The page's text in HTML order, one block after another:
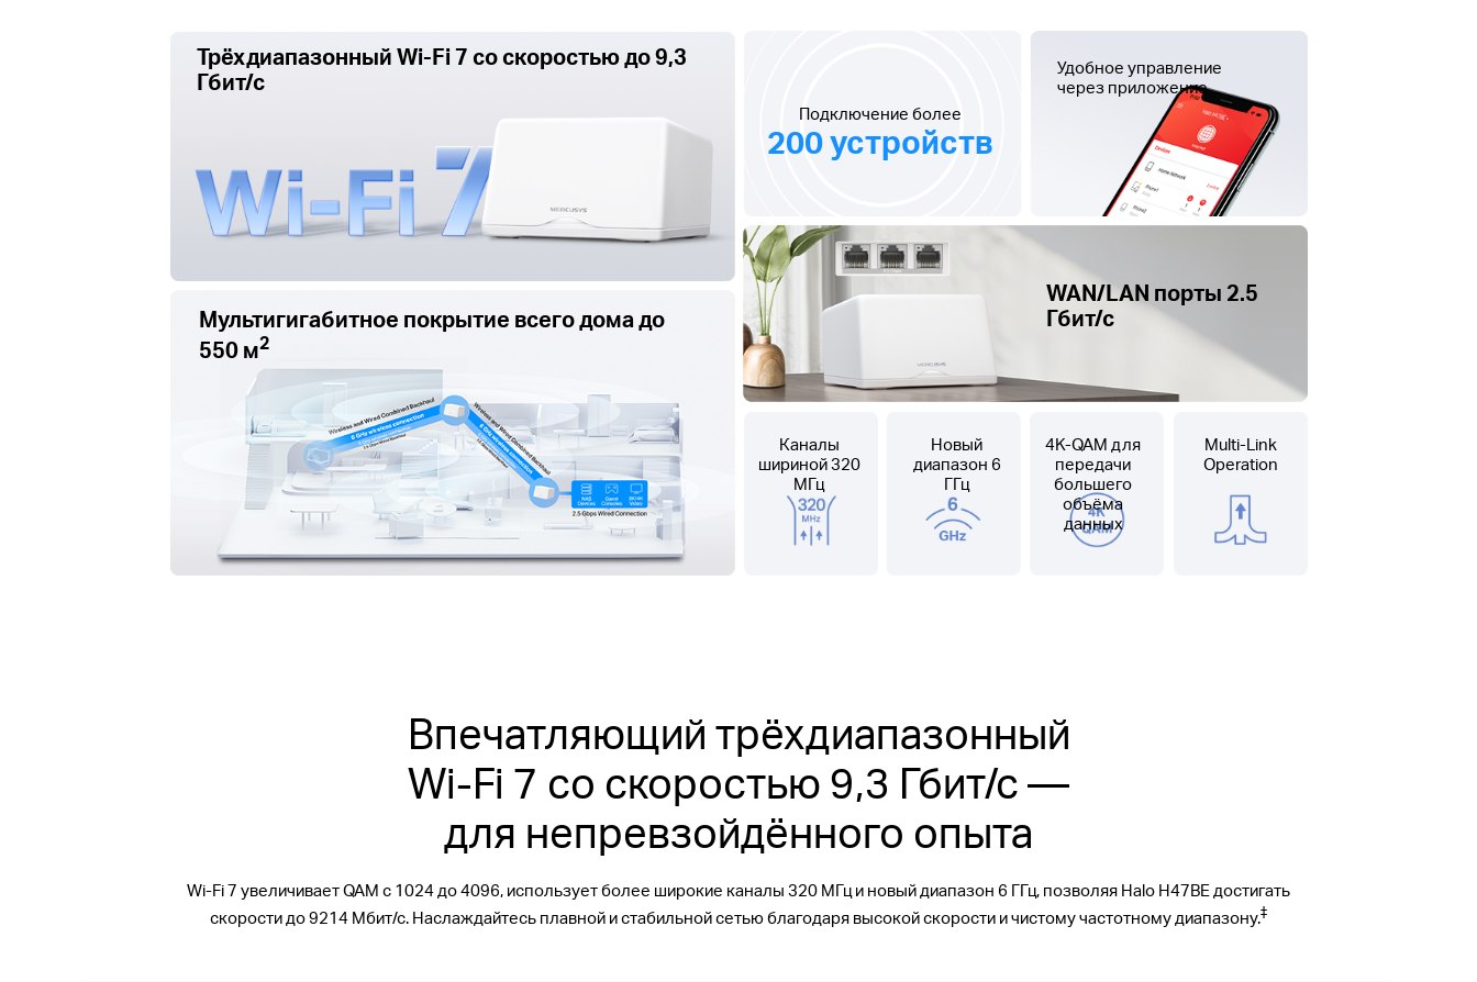
Трёхдиапазонный Wi-Fi 7 со скоростью до 9,3
Гбит/с
Подключение более
200 устройств
Удобное управление
через приложение
Мультигигабитное покрытие всего дома до
550 м2
WAN/LAN порты 2.5
Гбит/с
Каналы
шириной 320
МГц
Новый
диапазон 6
ГГц
4K-QAM для
передачи
большего
объёма
данных
Multi-Link
Operation
Впечатляющий трёхдиапазонный
Wi-Fi 7 со скоростью 9,3 Гбит/с —
для непревзойдённого опыта
Wi-Fi 7 увеличивает QAM с 1024 до 4096, использует более широкие каналы 320 МГц и новый диапазон 6 ГГц, позволяя Halo H47BE достигать
скорости до 9214 Мбит/с. Наслаждайтесь плавной и стабильной сетью благодаря высокой скорости и чистому частотному диапазону.‡